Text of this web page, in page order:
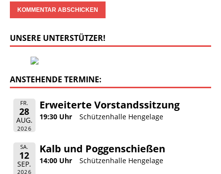
UNSERE UNTERSTÜTZER!
ANSTEHENDE TERMINE:
FR.
28
AUG.
2026
Erweiterte Vorstandssitzung
19:30 Uhr Schützenhalle Hengelage
SA.
12
SEP.
2026
Kalb und Poggenschießen
14:00 Uhr Schützenhalle Hengelage